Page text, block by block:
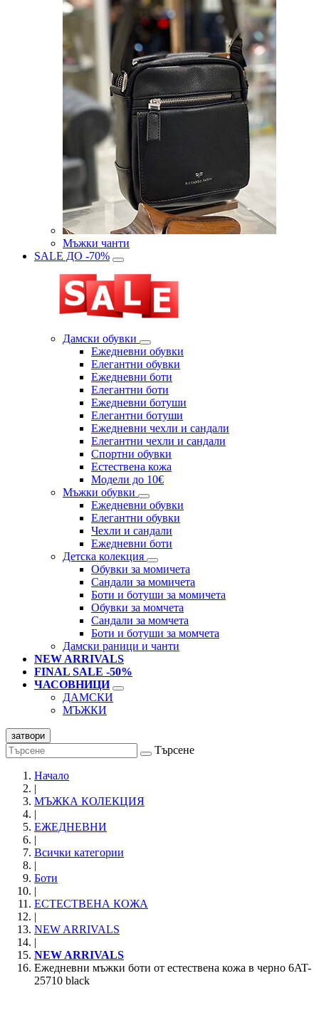
Мъжки чанти
SALE ДО -70%
Дамски обувки
Eжедневни обувки
Eлегантни обувки
Eжедневни боти
Eлегантни боти
Eжедневни ботуши
Eлегантни ботуши
Ежедневни чехли и сандали
Елегантни чехли и сандали
Спортни обувки
Естествена кожа
Модели до 10€
Мъжки обувки
Ежедневни обувки
Елегантни обувки
Чехли и сандали
Ежедневни боти
Детска колекция
Обувки за момичета
Сандали за момичета
Боти и ботуши за момичета
Обувки за момчета
Сандали за момчета
Боти и ботуши за момчета
Дамски раници и чанти
NEW ARRIVALS
FINAL SALE -50%
ЧАСОВНИЦИ
ДАМСКИ
МЪЖКИ
затвори
Търсене
Начало
|
МЪЖКА КОЛЕКЦИЯ
|
ЕЖЕДНЕВНИ
|
Всички категории
|
Боти
|
ЕСТЕСТВЕНА КОЖА
|
NEW ARRIVALS
|
NEW ARRIVALS
Ежедневни мъжки боти от естествена кожа в черно 6AT-
25710 black